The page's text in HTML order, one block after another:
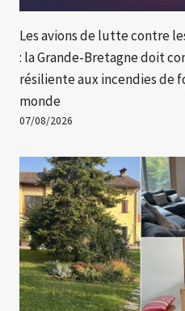
Les avions de lutte contre
: la Grande-Bretagne doit
résiliente aux incendies
monde
07/08/2026